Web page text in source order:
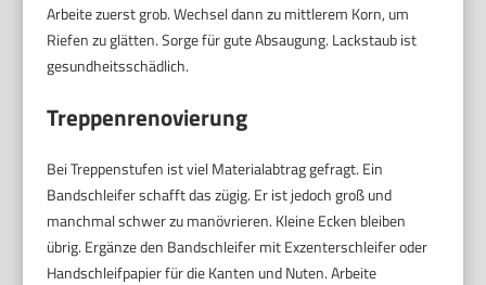
Arbeite zuerst grob. Wechsel dann zu mittlerem Korn, um
Riefen zu glätten. Sorge für gute Absaugung. Lackstaub ist
gesundheitsschädlich.
Treppenrenovierung
Bei Treppenstufen ist viel Materialabtrag gefragt. Ein
Bandschleifer schafft das zügig. Er ist jedoch groß und
manchmal schwer zu manövrieren. Kleine Ecken bleiben
übrig. Ergänze den Bandschleifer mit Exzenterschleifer oder
Handschleifpapier für die Kanten und Nuten. Arbeite